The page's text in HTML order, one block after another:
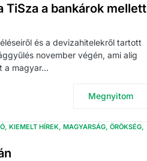
TiSza a bankárok mellett
és a devizahitelekről tartott
november végén, ami alig
a magyar…
Megnyitom
KIEMELT HÍREK MAGYARSÁG ÖRÖKSÉG